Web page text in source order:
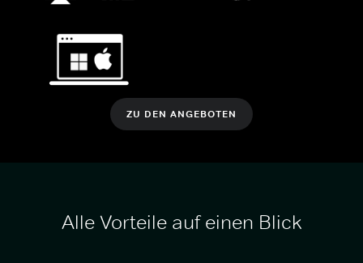
ZU DEN ANGEBOTEN
Alle Vorteile auf einen Blick